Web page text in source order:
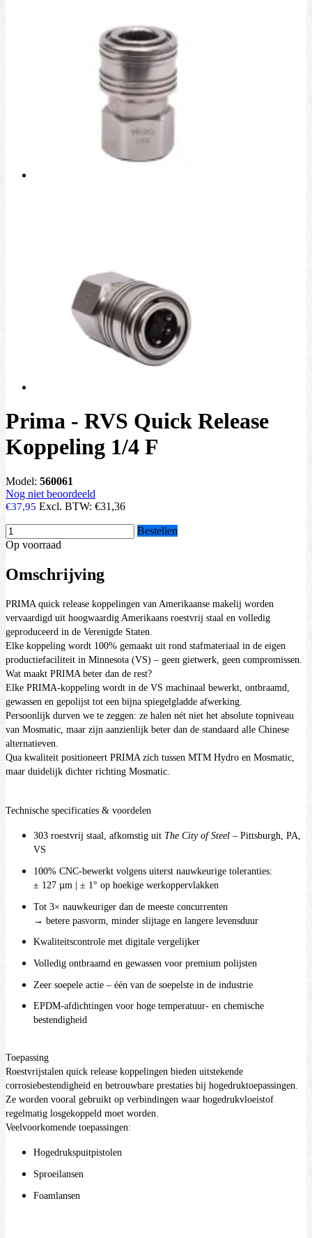
Prima - RVS Quick Release
Koppeling 1/4 F
Model: 560061
Nog niet beoordeeld
€37,95 Excl. BTW: €31,36
Bestellen
Op voorraad
Omschrijving
PRIMA quick release koppelingen van Amerikaanse makelij worden
vervaardigd uit hoogwaardig Amerikaans roestvrij staal en volledig
geproduceerd in de Verenigde Staten.
Elke koppeling wordt 100% gemaakt uit rond stafmateriaal in de eigen
productiefaciliteit in Minnesota (VS) – geen gietwerk, geen compromissen.
Wat maakt PRIMA beter dan de rest?
Elke PRIMA-koppeling wordt in de VS machinaal bewerkt, ontbraamd,
gewassen en gepolijst tot een bijna spiegelgladde afwerking.
Persoonlijk durven we te zeggen: ze halen nét niet het absolute topniveau
van Mosmatic, maar zijn aanzienlijk beter dan de standaard alle Chinese
alternatieven.
Qua kwaliteit positioneert PRIMA zich tussen MTM Hydro en Mosmatic,
maar duidelijk dichter richting Mosmatic.
Technische specificaties & voordelen
303 roestvrij staal, afkomstig uit The City of Steel – Pittsburgh, PA,
VS
100% CNC-bewerkt volgens uiterst nauwkeurige toleranties:
± 127 µm | ± 1° op hoekige werkoppervlakken
Tot 3× nauwkeuriger dan de meeste concurrenten
→ betere pasvorm, minder slijtage en langere levensduur
Kwaliteitscontrole met digitale vergelijker
Volledig ontbraamd en gewassen voor premium polijsten
Zeer soepele actie – één van de soepelste in de industrie
EPDM-afdichtingen voor hoge temperatuur- en chemische
bestendigheid
Toepassing
Roestvrijstalen quick release koppelingen bieden uitstekende
corrosiebestendigheid en betrouwbare prestaties bij hogedruktoepassingen.
Ze worden vooral gebruikt op verbindingen waar hogedrukvloeistof
regelmatig losgekoppeld moet worden.
Veelvoorkomende toepassingen:
Hogedrukspuitpistolen
Sproeilansen
Foamlansen